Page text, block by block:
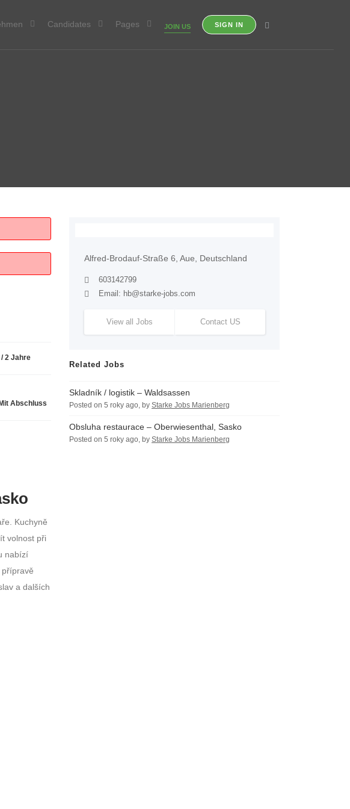
Candidates Pages JOIN US SIGN IN
2 Jahre
Abschluss
Kuchyně
volnost při
nabízí
a dalších
Alfred-Brodauf-Straße 6, Aue, Deutschland
603142799
Email: hb@starke-jobs.com
View all Jobs Contact US
Related Jobs
Skladník / logistik – Waldsassen
Posted on 5 roky ago, by Starke Jobs Marienberg
Obsluha restaurace – Oberwiesenthal, Sasko
Posted on 5 roky ago, by Starke Jobs Marienberg